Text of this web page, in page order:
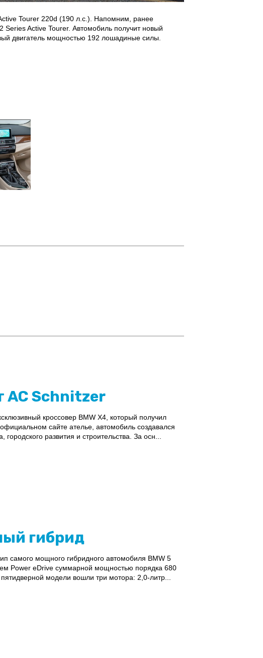
Tourer 220d (190 л.с.). Напомним, ранее
Active Tourer. Автомобиль получит новый
двигатель мощностью 192 лошадиные силы.
AC Schnitzer
кроссовер BMW X4, который получил
сайте ателье, автомобиль создавался
развития и строительства. За осн...
гибрид
самого мощного гибридного автомобиля BMW 5
Power eDrive суммарной мощностью порядка 680
модели вошли три мотора: 2,0-литр...